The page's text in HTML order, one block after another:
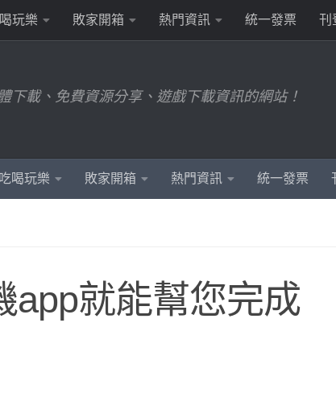
玩樂 敗家開箱 熱門資訊 統一發票 刊
下載、免費資源分享、遊戲下載資訊的網站！
吃喝玩樂 敗家開箱 熱門資訊 統一發票
app就能幫您完成